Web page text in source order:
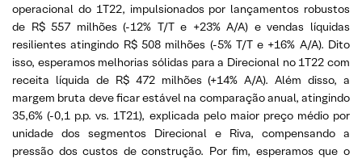
operacional do 1T22, impulsionados por lançamentos robustos
de R$ 557 milhões (-12% T/T e +23% A/A) e vendas líquidas
resilientes atingindo R$ 508 milhões (-5% T/T e +16% A/A). Dito
isso, esperamos melhorias sólidas para a Direcional no 1T22 com
receita líquida de R$ 472 milhões (+14% A/A). Além disso, a
margem bruta deve ficar estável na comparação anual, atingindo
35,6% (-0,1 p.p. vs. 1T21), explicada pelo maior preço médio por
unidade dos segmentos Direcional e Riva, compensando a
pressão dos custos de construção. Por fim, esperamos que o